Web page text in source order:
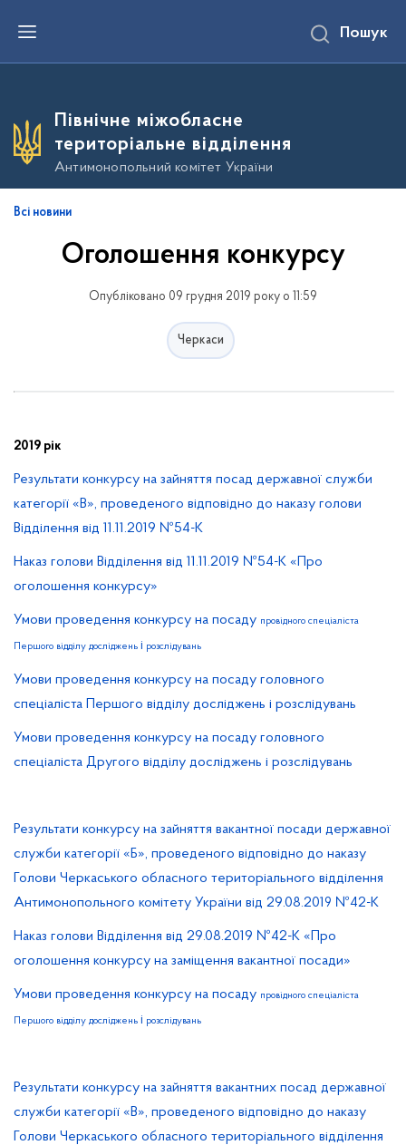
е
о
о
в
Пошук
Північне міжобласне
територіальне відділення
Антимонопольний комітет України
Всі новини
Оголошення конкурсу
Опубліковано 09 грудня 2019 року о 11:59
Черкаси
2019 рік
Результати конкурсу на зайняття посад державної служби
категорії «В», проведеного відповідно до наказу голови
Відділення від 11.11.2019 №54-К
Наказ голови Відділення від 11.11.2019 №54-К «Про
оголошення конкурсу»
Умови проведення конкурсу на посаду провідного спеціаліста
Першого відділу досліджень і розслідувань
Умови проведення конкурсу на посаду головного
спеціаліста Першого відділу досліджень і розслідувань
Умови проведення конкурсу на посаду головного
спеціаліста Другого відділу досліджень і розслідувань
Результати конкурсу на зайняття вакантної посади державної
служби категорії «Б», проведеного відповідно до наказу
Голови Черкаського обласного територіального відділення
Антимонопольного комітету України від 29.08.201 9 №42-К
Наказ голови Відділення від 29.08.2019 №42-К «Про
оголошення конкурсу на заміщення вакантної посади»
Умови проведення конкурсу на посаду провідного спеціаліста
Першого відділу досліджень і розслідувань
Результати конкурсу на зайняття вакантних посад державної
служби категорії «В», проведеного відповідно до наказу
Голови Черкаського обласного територіального відділення